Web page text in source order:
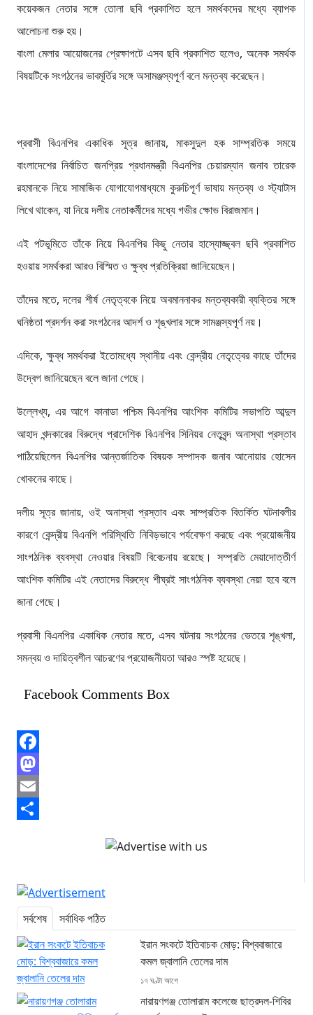
কয়েকজন নেতার সঙ্গে তোলা ছবি প্রকাশিত হলে সমর্থকদের মধ্যে ব্যাপক
আলোচনা শুরু হয়।
বাংলা মেলার আয়োজনের প্রেক্ষাপটে এসব ছবি প্রকাশিত হলেও, অনেক সমর্থক
বিষয়টিকে সংগঠনের ভাবমূর্তির সঙ্গে অসামঞ্জস্যপূর্ণ বলে মন্তব্য করেছেন।
প্রবাসী বিএনপির একাধিক সূত্র জানায়, মাকসুদুল হক সাম্প্রতিক সময়ে
বাংলাদেশের নির্বাচিত জনপ্রিয় প্রধানমন্ত্রী বিএনপির চেয়ারম্যান জনাব তারেক
রহমানকে নিয়ে সামাজিক যোগাযোগমাধ্যমে কুরুচিপূর্ণ ভাষায় মন্তব্য ও স্ট্যাটাস
লিখে থাকেন, যা নিয়ে দলীয় নেতাকর্মীদের মধ্যে গভীর ক্ষোভ বিরাজমান।
এই পটভূমিতে তাঁকে নিয়ে বিএনপির কিছু নেতার হাস্যোজ্জ্বল ছবি প্রকাশিত
হওয়ায় সমর্থকরা আরও বিস্মিত ও ক্ষুব্ধ প্রতিক্রিয়া জানিয়েছেন।
তাঁদের মতে, দলের শীর্ষ নেতৃত্বকে নিয়ে অবমাননাকর মন্তব্যকারী ব্যক্তির সঙ্গে
ঘনিষ্ঠতা প্রদর্শন করা সংগঠনের আদর্শ ও শৃঙ্খলার সঙ্গে সামঞ্জস্যপূর্ণ নয়।
এদিকে, ক্ষুব্ধ সমর্থকরা ইতোমধ্যে স্থানীয় এবং কেন্দ্রীয় নেতৃত্বের কাছে তাঁদের
উদ্বেগ জানিয়েছেন বলে জানা গেছে।
উল্লেখ্য, এর আগে কানাডা পশ্চিম বিএনপির আংশিক কমিটির সভাপতি আব্দুল
আহাদ খন্দকারের বিরুদ্ধে প্রাদেশিক বিএনপির সিনিয়র নেতৃবৃন্দ অনাস্থা প্রস্তাব
পাঠিয়েছিলেন বিএনপির আন্তর্জাতিক বিষয়ক সম্পাদক জনাব আনোয়ার হোসেন
খোকনের কাছে।
দলীয় সূত্র জানায়, ওই অনাস্থা প্রস্তাব এবং সাম্প্রতিক বিতর্কিত ঘটনাবলীর
কারণে কেন্দ্রীয় বিএনপি পরিস্থিতি নিবিড়ভাবে পর্যবেক্ষণ করছে এবং প্রয়োজনীয়
সাংগঠনিক ব্যবস্থা নেওয়ার বিষয়টি বিবেচনায় রয়েছে। সম্প্রতি মেয়াদোত্তীর্ণ
আংশিক কমিটির এই নেতাদের বিরুদ্ধে শীঘ্রই সাংগঠনিক ব্যবস্থা নেয়া হবে বলে
জানা গেছে।
প্রবাসী বিএনপির একাধিক নেতার মতে, এসব ঘটনায় সংগঠনের ভেতরে শৃঙ্খলা,
সমন্বয় ও দায়িত্বশীল আচরণের প্রয়োজনীয়তা আরও স্পষ্ট হয়েছে।
Facebook Comments Box
Facebook
Mastodon
Email
সর্বশেষ
সর্বাধিক পঠিত
ইরান সংকটে ইতিবাচক মোড়: বিশ্ববাজারে
কমল জ্বালানি তেলের দাম
১৭ ঘণ্টা আগে
নারায়ণগঞ্জ তোলারাম কলেজে ছাত্রদল-শিবির